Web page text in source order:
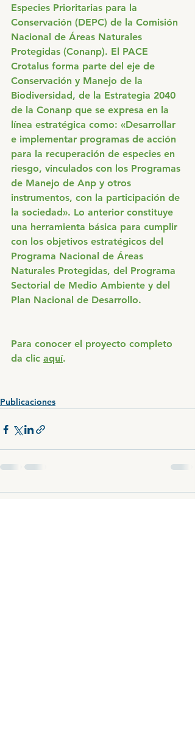
Especies Prioritarias para la
Conservación (DEPC) de la Comisión
Nacional de Áreas Naturales
Protegidas (Conanp). El PACE
Crotalus forma parte del eje de
Conservación y Manejo de la
Biodiversidad, de la Estrategia 2040
de la Conanp que se expresa en la
línea estratégica como: «Desarrollar
e implementar programas de acción
para la recuperación de especies en
riesgo, vinculados con los Programas
de Manejo de Anp y otros
instrumentos, con la participación de
la sociedad». Lo anterior constituye
una herramienta básica para cumplir
con los objetivos estratégicos del
Programa Nacional de Áreas
Naturales Protegidas, del Programa
Sectorial de Medio Ambiente y del
Plan Nacional de Desarrollo.
Para conocer el proyecto completo
da clic aquí.
Publicaciones